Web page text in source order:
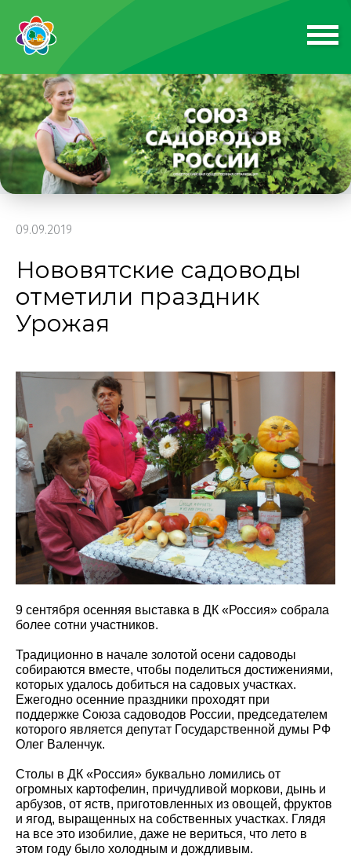
09.09.2019
Нововятские садоводы
отметили праздник
Урожая
9 сентября осенняя выставка в ДК «Россия» собрала
более сотни участников.
Традиционно в начале золотой осени садоводы
собираются вместе, чтобы поделиться достижениями,
которых удалось добиться на садовых участках.
Ежегодно осенние праздники проходят при
поддержке Союза садоводов России, председателем
которого является депутат Государственной думы РФ
Олег Валенчук.
Столы в ДК «Россия» буквально ломились от
огромных картофелин, причудливой моркови, дынь и
арбузов, от яств, приготовленных из овощей, фруктов
и ягод, выращенных на собственных участках. Глядя
на все это изобилие, даже не вериться, что лето в
этом году было холодным и дождливым.